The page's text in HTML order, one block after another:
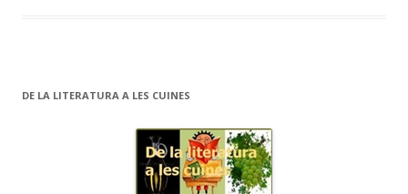
DE LA LITERATURA A LES CUINES